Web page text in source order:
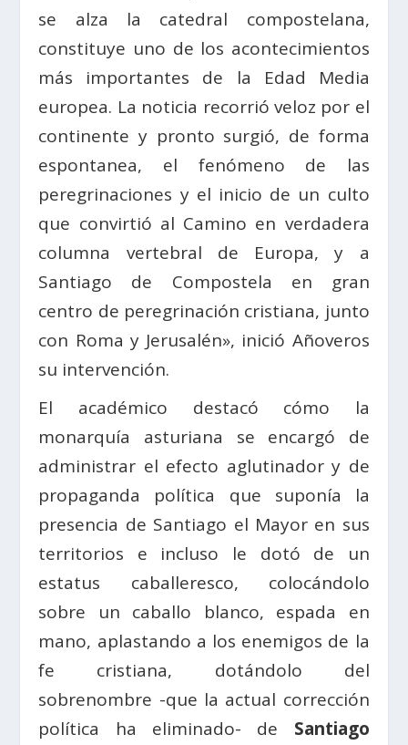
se alza la catedral compostelana,
constituye uno de los acontecimientos
más importantes de la Edad Media
europea. La noticia recorrió veloz por el
continente y pronto surgió, de forma
espontanea, el fenómeno de las
peregrinaciones y el inicio de un culto
que convirtió al Camino en verdadera
columna vertebral de Europa, y a
Santiago de Compostela en gran
centro de peregrinación cristiana, junto
con Roma y Jerusalén», inició Añoveros
su intervención.
El académico destacó cómo la
monarquía asturiana se encargó de
administrar el efecto aglutinador y de
propaganda política que suponía la
presencia de Santiago el Mayor en sus
territorios e incluso le dotó de un
estatus caballeresco, colocándolo
sobre un caballo blanco, espada en
mano, aplastando a los enemigos de la
fe cristiana, dotándolo del
sobrenombre -que la actual corrección
política ha eliminado- de Santiago